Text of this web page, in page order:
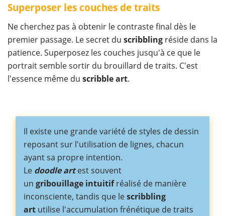
Superposer les couches de traits
Ne cherchez pas à obtenir le contraste final dès le
premier passage. Le secret du scribbling réside dans la
patience. Superposez les couches jusqu'à ce que le
portrait semble sortir du brouillard de traits. C'est
l'essence même du scribble art.
Il existe une grande variété de styles de dessin
reposant sur l'utilisation de lignes, chacun
ayant sa propre intention.
Le doodle artest souvent
un gribouillage intuitifréalisé de manière
inconsciente, tandis que lescribbling
art utilise l'accumulation frénétique de traits